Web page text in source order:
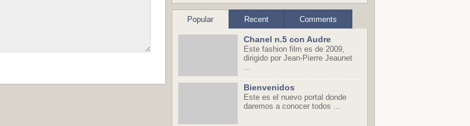
Popular Recent Comments
Chanel n.5 con Audre
Este fashion film es de 2009,
dirigido por Jean-Pierre Jeaunet
...
Bienvenidos
Este es el nuevo portal donde
daremos a conocer todos ...